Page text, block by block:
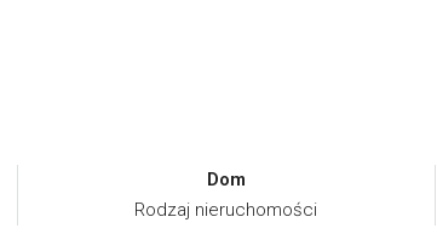
Dom
Rodzaj nieruchomości